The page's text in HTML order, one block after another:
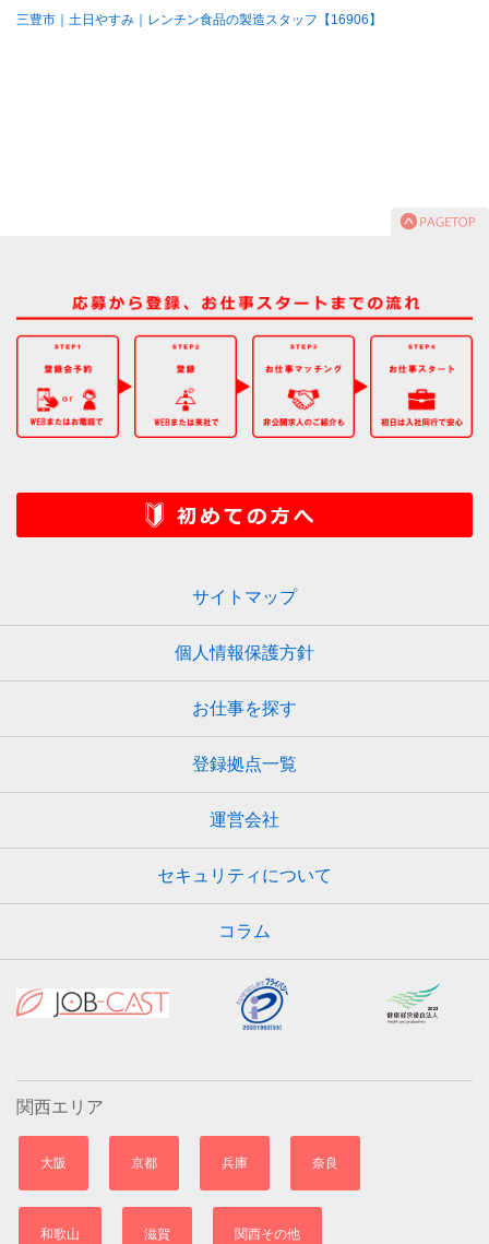
三豊市｜土日やすみ｜レンチン食品の製造スタッフ【16906】
サイトマップ
個人情報保護方針
お仕事を探す
登録拠点一覧
運営会社
セキュリティについて
コラム
関西エリア
大阪 京都 兵庫 奈良
和歌山 滋賀 関西その他